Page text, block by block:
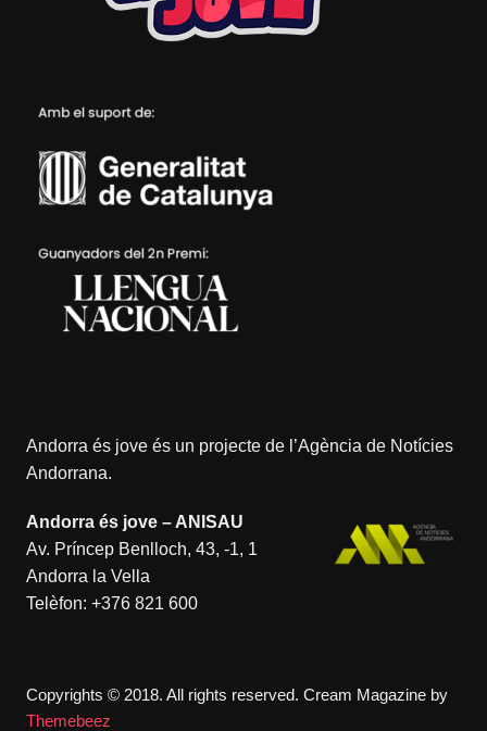
Andorra és jove és un projecte de l’Agència de Notícies
Andorrana.
Andorra és jove – ANISAU
Av. Príncep Benlloch, 43, -1, 1
Andorra la Vella
Telèfon: +376 821 600
Copyrights © 2018. All rights reserved. Cream Magazine by
Themebeez